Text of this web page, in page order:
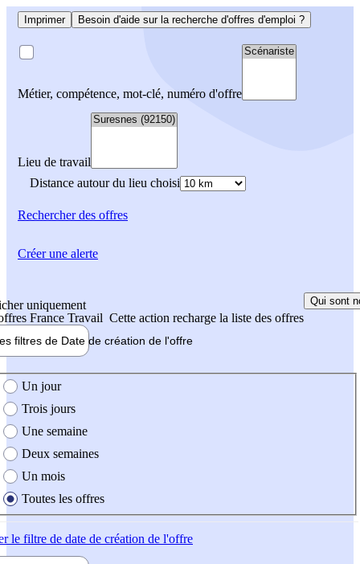
Imprimer Besoin d'aide sur la recherche d'offres d'emploi ?
Métier, compétence, mot-clé, numéro d'offre
Lieu de travail
Distance autour du lieu choisi
Rechercherdes offres
uniquement
France Travail Cette action recharge la liste des offres
Qui sont
filtres de Date de création de l'offre
création de l'offre
Un jour
Trois jours
Une semaine
Deux semaines
Un mois
Toutes les offres
le filtre de date de création de l'offre
Créer une alerte